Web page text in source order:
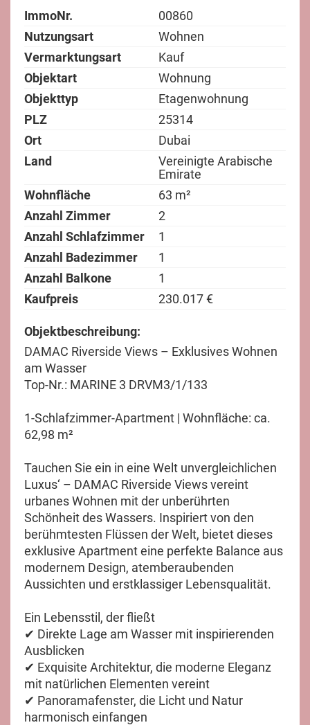
ImmoNr.
00860
Nutzungsart
Wohnen
Vermarktungsart
Kauf
Objektart
Wohnung
Objekttyp
Etagenwohnung
PLZ
25314
Ort
Dubai
Land
Vereinigte Arabische
Emirate
Wohnfläche
63 m²
Anzahl Zimmer
2
Anzahl Schlafzimmer
1
Anzahl Badezimmer
1
Anzahl Balkone
1
Kaufpreis
230.017 €
Objektbeschreibung:
DAMAC Riverside Views – Exklusives Wohnen
am Wasser
Top-Nr.: MARINE 3 DRVM3/1/133
1-Schlafzimmer-Apartment | Wohnfläche: ca.
62,98 m²
Tauchen Sie ein in eine Welt unvergleichlichen
Luxus‘ – DAMAC Riverside Views vereint
urbanes Wohnen mit der unberührten
Schönheit des Wassers. Inspiriert von den
berühmtesten Flüssen der Welt, bietet dieses
exklusive Apartment eine perfekte Balance aus
modernem Design, atemberaubenden
Aussichten und erstklassiger Lebensqualität.
Ein Lebensstil, der fließt
✔ Direkte Lage am Wasser mit inspirierenden
Ausblicken
✔ Exquisite Architektur, die moderne Eleganz
mit natürlichen Elementen vereint
✔ Panoramafenster, die Licht und Natur
harmonisch einfangen